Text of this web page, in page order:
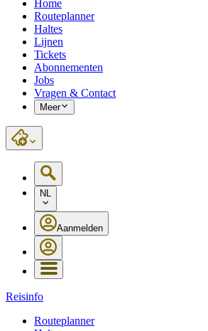
Home
Routeplanner
Haltes
Lijnen
Tickets
Abonnementen
Jobs
Vragen & Contact
Meer
NL
Aanmelden
Reisinfo
Routeplanner